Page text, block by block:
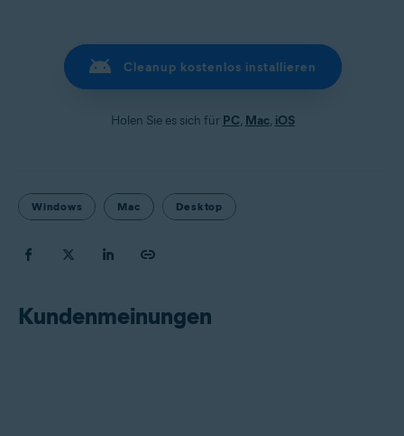
Cleanup kostenlos installieren
Holen Sie es sich für PC, Mac, iOS
Windows Mac Desktop
Kundenmeinungen